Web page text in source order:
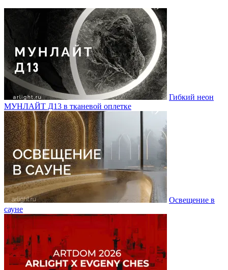
Гибкий неон
МУНЛАЙТ Д13 в тканевой оплетке
Освещение в
сауне